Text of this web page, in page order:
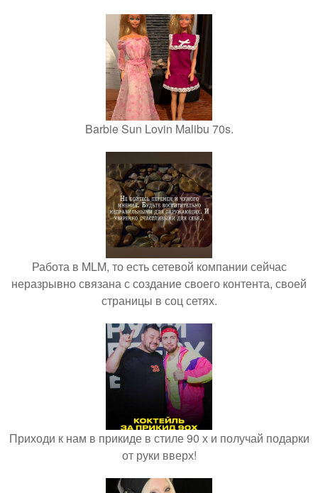
Barbie Sun Lovin Malibu 70s.
Работа в MLM, то есть сетевой компании сейчас
неразрывно связана с создание своего контента, своей
страницы в соц сетях.
Приходи к нам в прикиде в стиле 90 х и получай подарки
от руки вверх!